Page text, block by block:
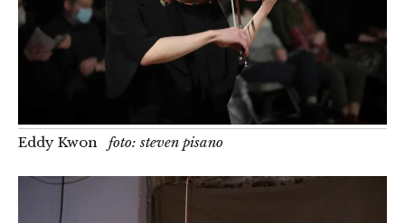
Eddy Kwon foto: steven pisano